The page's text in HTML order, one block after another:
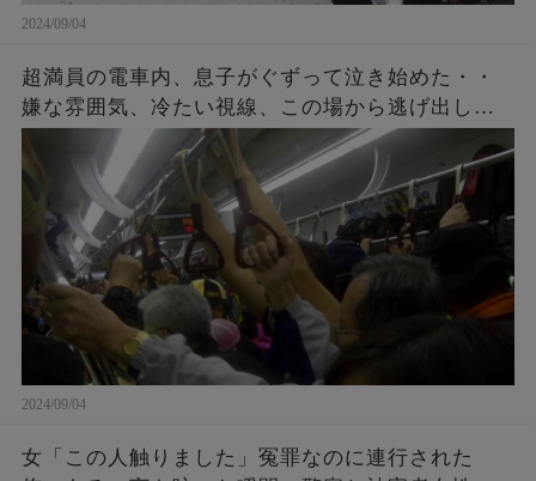
2024/09/04
超満員の電車内、息子がぐずって泣き始めた・・
嫌な雰囲気、冷たい視線、この場から逃げ出した
いと思ったその時、車内の空気を一変すること
が・・・！
2024/09/04
女「この人触りました」冤罪なのに連行された